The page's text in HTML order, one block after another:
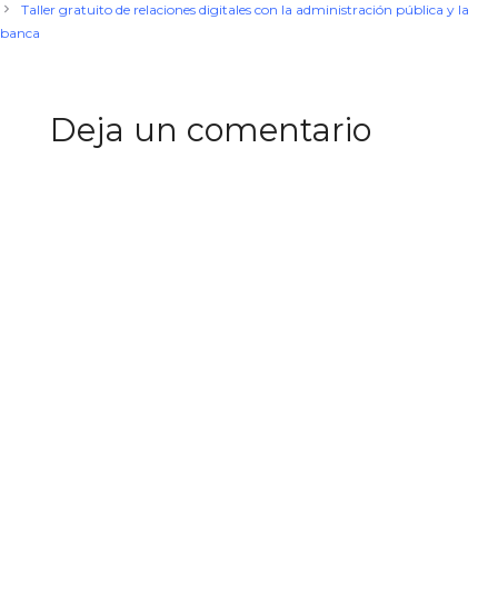
Taller gratuito de relaciones digitales con la administración pública y la
banca
Deja un comentario